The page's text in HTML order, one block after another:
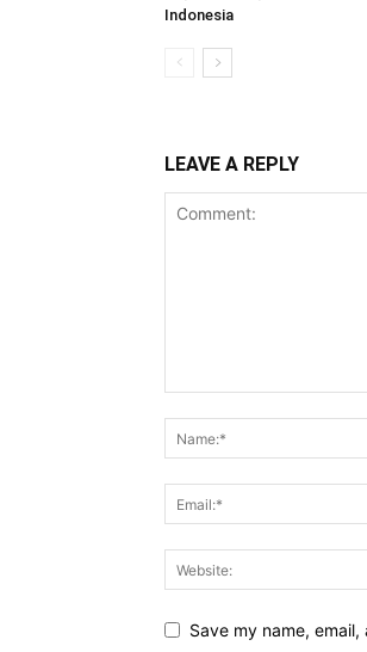
Indonesia
LEAVE A REPLY
Save my name,